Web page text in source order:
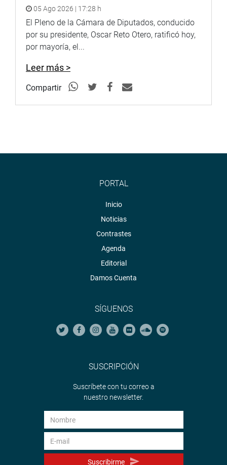
05 Ago 2026 | 17:28 h
El Pleno de la Cámara de Diputados, conducido
por su presidente, Oscar Reto Otero, ratificó hoy,
por mayoría, el...
Leer más >
Compartir
PORTAL
Inicio
Noticias
Contrastes
Agenda
Editorial
Damos Cuenta
SÍGUENOS
SUSCRIPCIÓN
Suscríbete con tu correo a
nuestro newsletter.
Suscribirme